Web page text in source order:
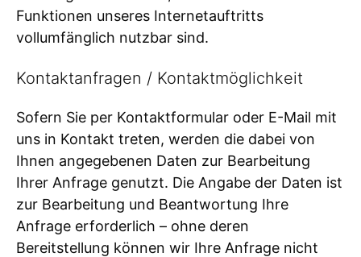
Funktionen unseres Internetauftritts
vollumfänglich nutzbar sind.
Kontaktanfragen / Kontaktmöglichkeit
Sofern Sie per Kontaktformular oder E-Mail mit
uns in Kontakt treten, werden die dabei von
Ihnen angegebenen Daten zur Bearbeitung
Ihrer Anfrage genutzt. Die Angabe der Daten ist
zur Bearbeitung und Beantwortung Ihre
Anfrage erforderlich – ohne deren
Bereitstellung können wir Ihre Anfrage nicht